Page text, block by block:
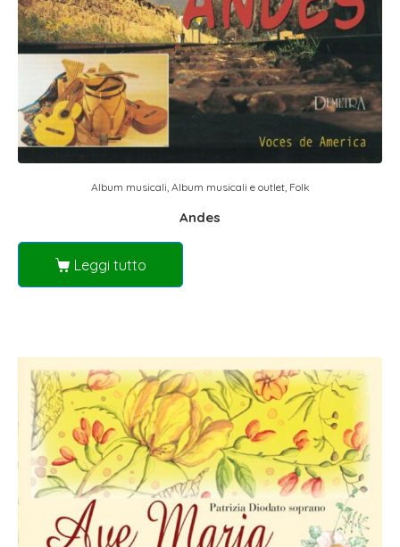
Album musicali, Album musicali e outlet, Folk
Andes
Leggi tutto